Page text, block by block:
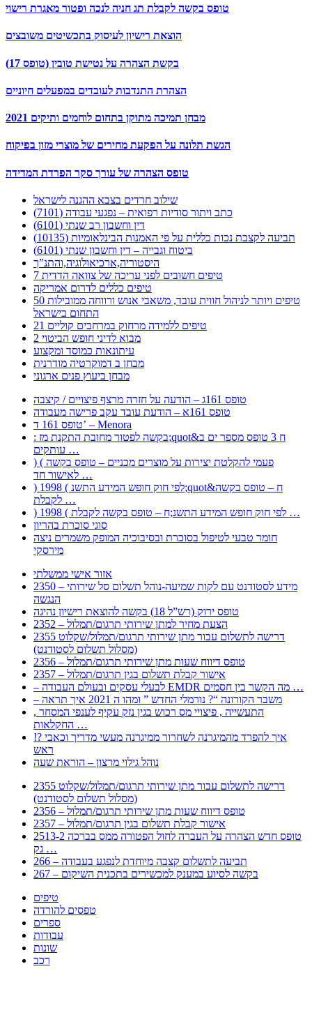
טופס בקשה לקבלת תג חניה לנכה ופטור מאגרת רישוי
הוצאת רישיון לעיסוק בתכשיטים משובצים
בקשת הצהרה על נטישת טובין (טופס 17)
הצהרת התנדבות לעובדים במפעלים חיוניים
מבחן תמיכה מתוקן בתחום לוחמים ותיקים 2021
הגשת תלונה על הפקעת מחירים של מוצרי מזון בפיקוח
טופס הצהרה של עורך סקר הפרדת המדידה
שילוב חרדים בצבא ההגנה לישראל
כתב ויתור סודיות רפואית – נפגעי עבודה (7101)
דין וחשבון רב שנתי (6101)
תביעה לקצבת נכות כללית על פי האמנות הבינלאומיות (10135)
ביטוח וגבייה – דין וחשבון שנתי (6101)
היסטוריה,ארכיאולוגיה,והתנ”ך
7 טיפים חשובים לפני עריכה של צוואה הדדית
טיפים כללים לדרום אמריקה
50 טיפים ויותר לניהול חווית עובד, משאבי אנוש ורווחה ממובילות
התחום בישראל
21 טיפים ללמידה מרחוק במרחבים קוליים
מבוא לדיני חופש הביטוי 2
עיתונאות כמוסד ומקצוע
מבחן ב דמוקרטיה מודרנית
מבחן ביעוץ פנים ארגוני
טופס 161ג – הודעה על חזרה מרצף פיצויים / קיצבה
טופס 161א – הודעת עובד עקב פרישה מעבודה
טופס 161 ד’ – Menora
: בקשה לפטור מחובת התקנת מז;quot&ח 3 טופס מספר ים ב
עותקים …
) ( פעמי להקלטת יצירות על מוצרים מכניים – טופס בקשה
לאישור חד …
) 1998 ( לפי חוק חופש המידע התשנ;quot&ח – טופס בקשה
לקבלת …
) 1998 ( לפי חוק חופש המידע התשנ;ח – טופס בקשה לקבלת …
סוגי סוכרת בהריון
חומר טבעי לטיפול בסוכרת ובסיבוכיה המופק משמרים ניצה
מירסקי
אזור אישי ממשלתי
2350 – מידע לסטודנט עם לקות שמיעה-נוהל תשלום סל שירותי
הנגשה
טופס ירוק (רש”ל 18) בקשה להוצאת רישיון נהיגה
2352 – הצעת מחיר למתן שירותי תרגום/תמלול
2355 דרישה לתשלום עבור מתן שירותי תרגום/תמלול/שקלוט
(מסלול תשלום לסטודנט)
2356 – טופס דיווח שעות מתן שירותי תרגום/תמלול
2357 – אישור קבלת תשלום בגין תרגום/תמלול
– לבעלי עסקים ובעולם העבודה EMDR מה הקשר בין חסמים …
– משבר הקורונה “? נורמלי החדש ” ומהו ה 2021 איך תראה
, התעשייה , פיצויי מס רכוש בגין נזק עקיף לענפי המסחר
החקלאות …
!? איך להפרד מהמיגרנה לשחרור ממיגרנה מעשי מדריך וכאבי
ראש
נוהל גילוי מרצון – הוראת שעה
2355 דרישה לתשלום עבור מתן שירותי תרגום/תמלול/שקלוט
(מסלול תשלום לסטודנט)
2356 – טופס דיווח שעות מתן שירותי תרגום/תמלול
2357 – אישור קבלת תשלום בגין תרגום/תמלול
2513-2 טופס חדש הצהרה על העברה לחול הפטורה ממס בברכה
גק …
266 – תביעה לתשלום קצבה מיוחדת לנפגע בעבודה
267 – בקשה לסיוע במענק למכשירים בתכנית השיקום
טיפים
טפסים להורדה
ספרים
עבודות
שונות
רכב